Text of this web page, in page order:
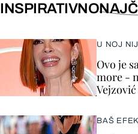
INSPIRATIVNO
U NOJ
Ovo je
more -
Vejzović
BAŠ